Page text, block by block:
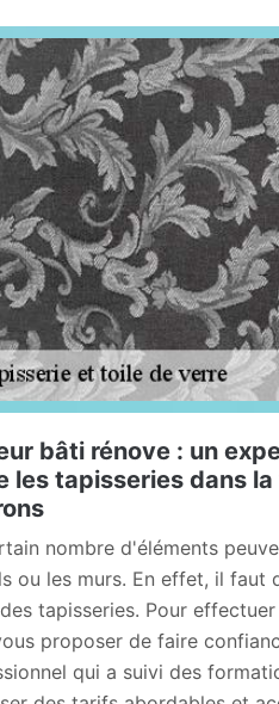
bâti rénove : un
les tapisseries dans
nombre d'éléments
ou les murs. En effet, il faut
tapisseries. Pour
proposer de faire
qui a suivi des